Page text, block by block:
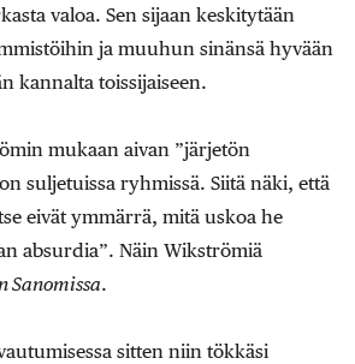
valoa. Sen sijaan keskitytään
ja muuhun sinänsä hyvään
kannalta toissijaiseen.
mukaan aivan ”järjetön
suljetuissa ryhmissä. Siitä näki, että
eivät ymmärrä, mitä uskoa he
absurdia”. Näin Wikströmiä
Sanomissa.
sitten niin tökkäsi